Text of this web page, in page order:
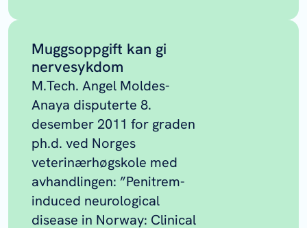
Muggsoppgift kan gi
nervesykdom
M.Tech. Angel Moldes-
Anaya disputerte 8.
desember 2011 for graden
ph.d. ved Norges
veterinærhøgskole med
avhandlingen: ”Penitrem-
induced neurological
disease in Norway: Clinical